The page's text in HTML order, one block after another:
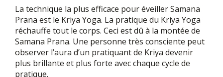
La technique la plus efficace pour éveiller Samana
Prana est le Kriya Yoga. La pratique du Kriya Yoga
réchauffe tout le corps. Ceci est dû à la montée de
Samana Prana. Une personne très consciente peut
observer l’aura d’un pratiquant de Kriya devenir
plus brillante et plus forte avec chaque cycle de
pratique.